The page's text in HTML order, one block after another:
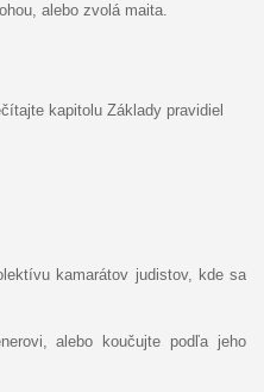
alebo zvolá maita.
kapitolu Základy pravidiel
kamarátov judistov, kde sa
alebo koučujte podľa jeho